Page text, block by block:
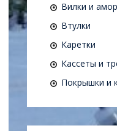
Вилки и
Втулки
Каретки
Кассеты и
Покрышки и